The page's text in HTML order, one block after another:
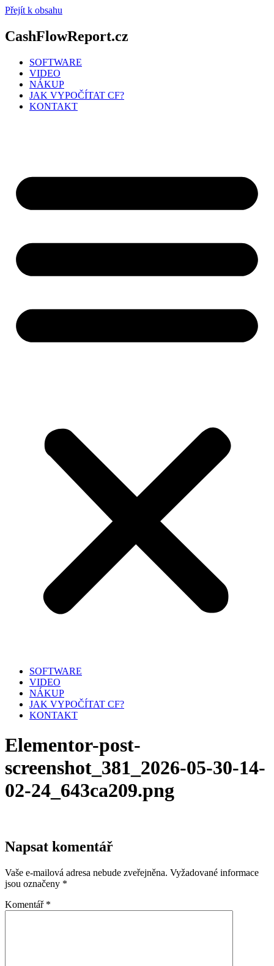
Přejít k obsahu
CashFlowReport.cz
SOFTWARE
VIDEO
NÁKUP
JAK VYPOČÍTAT CF?
KONTAKT
SOFTWARE
VIDEO
NÁKUP
JAK VYPOČÍTAT CF?
KONTAKT
Elementor-post-
screenshot_381_2026-05-30-14-
02-24_643ca209.png
Napsat komentář
Vaše e-mailová adresa nebude zveřejněna. Vyžadované informace
jsou označeny *
Komentář *